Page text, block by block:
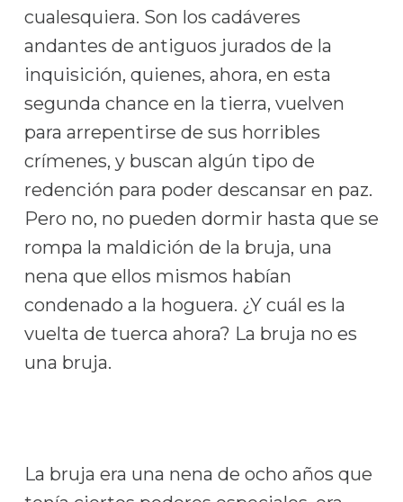
cualesquiera. Son los cadáveres
andantes de antiguos jurados de la
inquisición, quienes, ahora, en esta
segunda chance en la tierra, vuelven
para arrepentirse de sus horribles
crímenes, y buscan algún tipo de
redención para poder descansar en paz.
Pero no, no pueden dormir hasta que se
rompa la maldición de la bruja, una
nena que ellos mismos habían
condenado a la hoguera. ¿Y cuál es la
vuelta de tuerca ahora? La bruja no es
una bruja.
La bruja era una nena de ocho años que